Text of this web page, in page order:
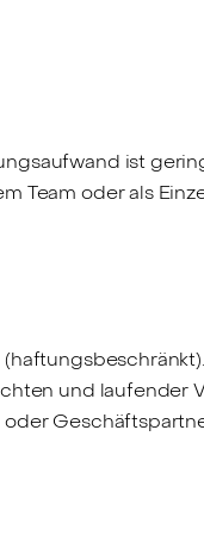
ist
Team oder als
und laufender